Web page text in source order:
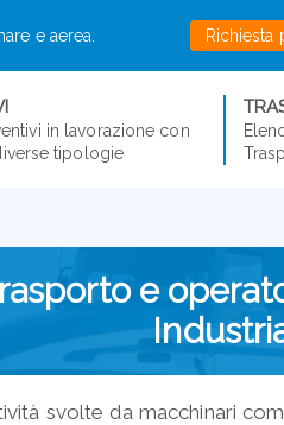
e aerea. Richiesta
in lavorazione con
tipologie
e
svolte da macchinari